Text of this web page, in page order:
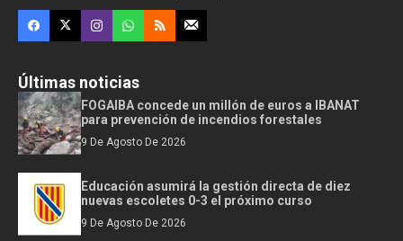
Últimas noticias
FOGAIBA concede un millón de euros a IBANAT
para prevención de incendios forestales
9 De Agosto De 2026
Educación asumirá la gestión directa de diez
nuevas escoletes 0-3 el próximo curso
9 De Agosto De 2026